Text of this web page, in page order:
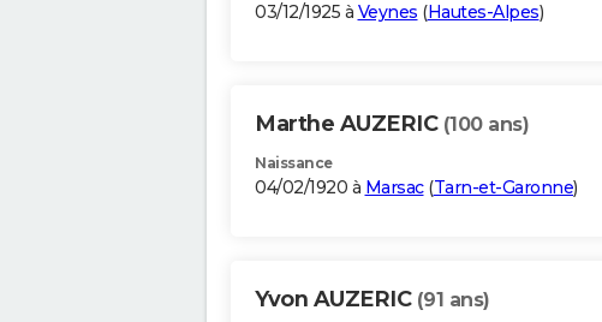
03/12/1925 à Veynes (Hautes-Alpes)
Marthe AUZERIC (100 ans)
Naissance
04/02/1920 à Marsac(Tarn-et-Garonne)
Yvon AUZERIC (91 ans)